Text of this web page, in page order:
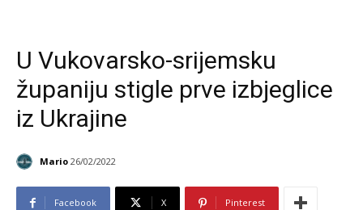
U Vukovarsko-srijemsku
županiju stigle prve izbjeglice
iz Ukrajine
Mario 26/02/2022
Facebook X Pinterest